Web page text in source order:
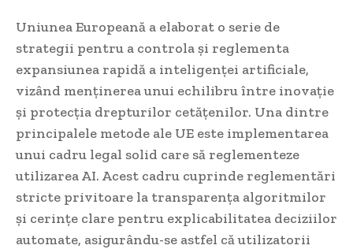
Uniunea Europeană a elaborat o serie de
strategii pentru a controla și reglementa
expansiunea rapidă a inteligenței artificiale,
vizând menținerea unui echilibru între inovație
și protecția drepturilor cetățenilor. Una dintre
principalele metode ale UE este implementarea
unui cadru legal solid care să reglementeze
utilizarea AI. Acest cadru cuprinde reglementări
stricte privitoare la transparența algoritmilor
și cerințe clare pentru explicabilitatea deciziilor
automate, asigurându-se astfel că utilizatorii